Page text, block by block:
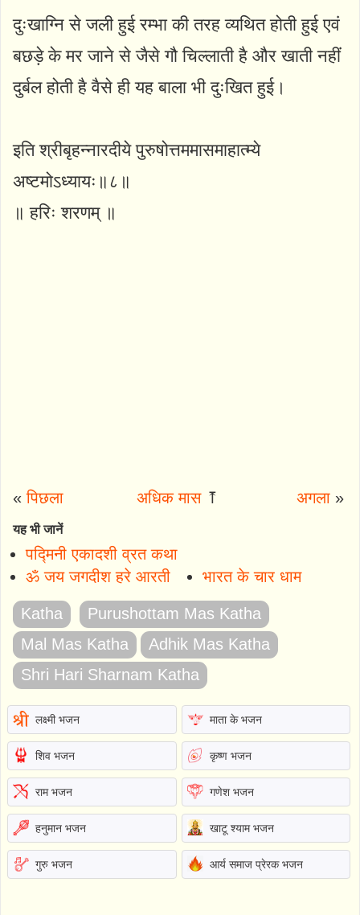
दुःखाग्नि से जली हुई रम्भा की तरह व्यथित होती हुई एवं
बछड़े के मर जाने से जैसे गौ चिल्लाती है और खाती नहीं
दुर्बल होती है वैसे ही यह बाला भी दुःखित हुई।
इति श्रीबृहन्नारदीये पुरुषोत्तममासमाहात्म्ये
अष्टमोऽध्यायः॥८॥
॥ हरिः शरणम् ॥
«पिछला अधिक मास⤒ अगला»
यह भी जानें
पद्मिनी एकादशी व्रत कथा
ॐ जय जगदीश हरे आरती
भारत के चार धाम
Katha
Purushottam Mas Katha
Mal Mas Katha
Adhik Mas Katha
Shri Hari Sharnam Katha
लक्ष्मी भजन माता के भजन
शिव भजन कृष्ण भजन
राम भजन गणेश भजन
हनुमान भजन खाटू श्याम भजन
गुरु भजन आर्य समाज प्रेरक भजन